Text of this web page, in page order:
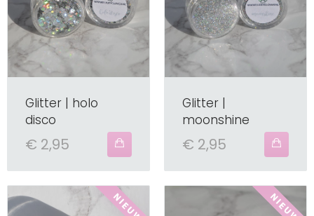
Glitter | holo
disco
€ 2,95
Glitter |
moonshine
€ 2,95